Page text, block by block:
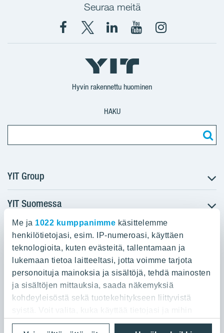
Me ja 1022 kumppanimme käsittelemme
henkilötietojasi, esim. IP-numeroasi, käyttäen
teknologioita, kuten evästeitä, tallentamaan ja
lukemaan tietoa laitteeltasi, jotta voimme tarjota
personoituja mainoksia ja sisältöjä, tehdä mainosten
ja sisältöjen mittauksia, saada näkemyksiä
kohdeyleisöstä sekä tuotekehitykseen liittyvistä
syistä. Voit valita, kuka käyttää tietojasi ja mihin
tarkoituksiin.
Seuraa meitä
Facebook
X
YIT
Suomi
YIT
Corporation
YIT
Corporation
Instagram
Hyvin rakennettu huominen
HAKU
YIT Group
Tietoa YIT:stä
Töihin meille
Sijoittajat
Projektit
Vastuullisuus
Media
Yhteystiedot
YIT Suomessa
Myytävät asunnot
Vuokrattavat toimitilat
Kiinteistösijoittaminen
Infrarakentaminen
Toimitilarakentaminen
Teollisuusrakentaminen
YIT:n pääkonttori
Panuntie 11, PL 36, 00620 Helsinki
020 433 111